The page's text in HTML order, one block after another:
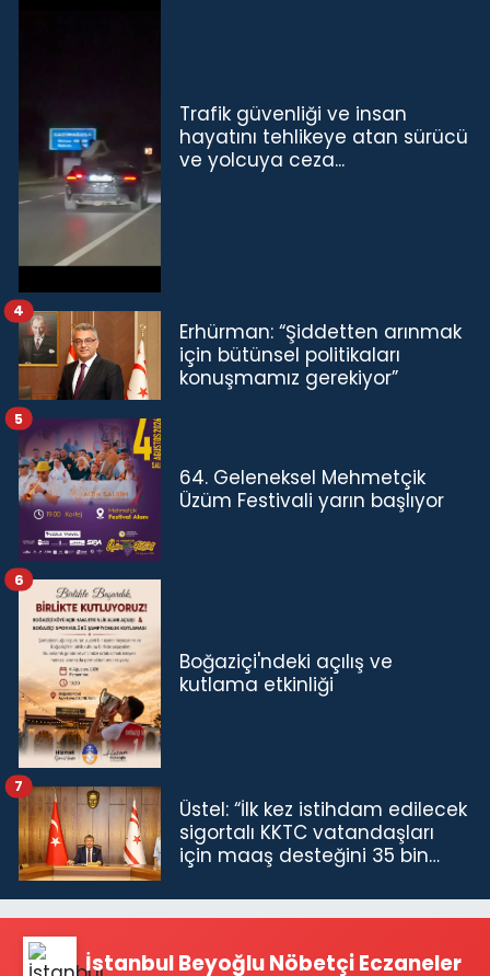
Trafik güvenliği ve insan
hayatını tehlikeye atan sürücü
ve yolcuya ceza...
Erhürman: “Şiddetten arınmak
için bütünsel politikaları
konuşmamız gerekiyor”
4
64. Geleneksel Mehmetçik
Üzüm Festivali yarın başlıyor
5
Boğaziçi'ndeki açılış ve
kutlama etkinliği
6
Üstel: “İlk kez istihdam edilecek
sigortalı KKTC vatandaşları
için maaş desteğini 35 bin
7
İstanbul Beyoğlu Nöbetçi Eczaneler